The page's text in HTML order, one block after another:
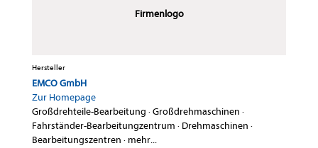
Firmenlogo
Hersteller
EMCO GmbH
Zur Homepage
Großdrehteile-Bearbeitung ·Großdrehmaschinen ·
Fahrständer-Bearbeitungzentrum · Drehmaschinen ·
Bearbeitungszentren · mehr...